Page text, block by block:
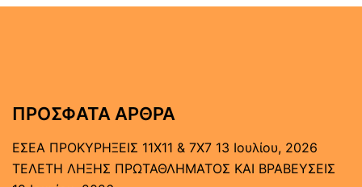
ΠΡΌΣΦΑΤΑ ΆΡΘΡΑ
ΕΣΕΑ ΠΡΟΚΥΡΗΞΕΙΣ 11Χ11 & 7Χ7 13 Ιουλίου, 2026
ΤΕΛΕΤΗ ΛΗΞΗΣ ΠΡΩΤΑΘΛΗΜΑΤΟΣ ΚΑΙ ΒΡΑΒΕΥΣΕΙΣ